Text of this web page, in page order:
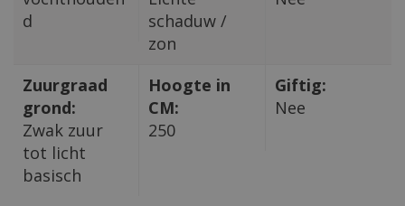
d
schaduw /
zon
Zuurgraad
grond:
Zwak zuur
tot licht
basisch
Hoogte in
CM:
250
Giftig:
Nee